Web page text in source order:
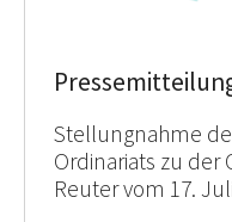
Stellungnahme
Ordinariats zu der
Reuter vom 17.